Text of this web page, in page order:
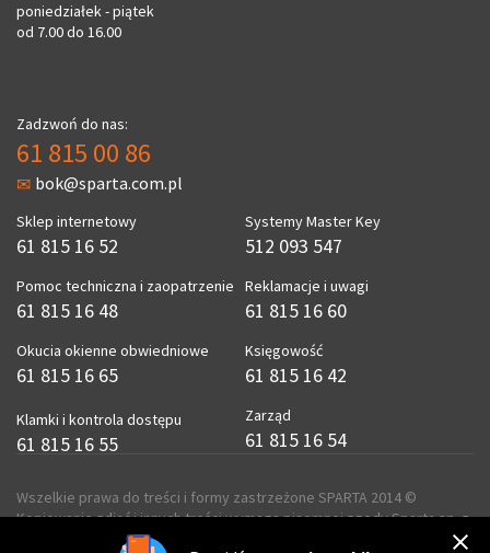
poniedziałek - piątek
od 7.00 do 16.00
Zadzwoń do nas:
61 815 00 86
bok@sparta.com.pl
Sklep internetowy
61 815 16 52
Pomoc techniczna i zaopatrzenie
61 815 16 48
Okucia okienne obwiedniowe
61 815 16 65
Klamki i kontrola dostępu
61 815 16 55
Systemy Master Key
512 093 547
Reklamacje i uwagi
61 815 16 60
Księgowość
61 815 16 42
Zarząd
61 815 16 54
Wszelkie prawa do treści i formy zastrzeżone SPARTA 2014 ©
Kopiowanie zdjęć i innych treści wymaga pisemnej zgody Sparta sp. z